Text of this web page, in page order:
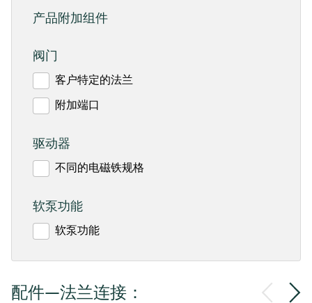
产品附加组件
阀门
客户特定的法兰
附加端口
驱动器
不同的电磁铁规格
软泵功能
软泵功能
配件—法兰连接：